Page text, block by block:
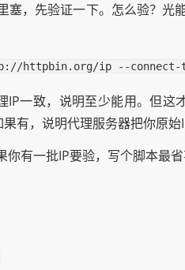
塞，先验证一下。怎么验？
httpbin.org/ip --connect-
一致，说明至少能用。但这
有，说明代理服务器把你原始
你有一批IP要验，写个脚本最